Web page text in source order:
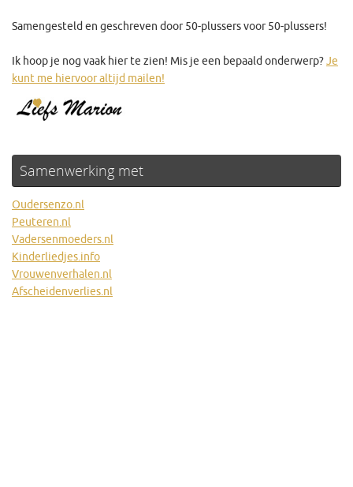
Samengesteld en geschreven door 50-plussers voor 50-plussers!
Ik hoop je nog vaak hier te zien! Mis je een bepaald onderwerp?Je
kunt me hiervoor altijd mailen!
Samenwerking met
Oudersenzo.nl
Peuteren.nl
Vadersenmoeders.nl
Kinderliedjes.info
Vrouwenverhalen.nl
Afscheidenverlies.nl